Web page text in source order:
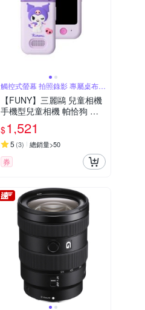
觸控式螢幕 拍照錄影 專屬桌布相
框
【FUNY】三麗鷗 兒童相機
手機型兒童相機 帕恰狗 大
耳狗 酷洛米
$1,521
5 (3) 總銷量>50
券